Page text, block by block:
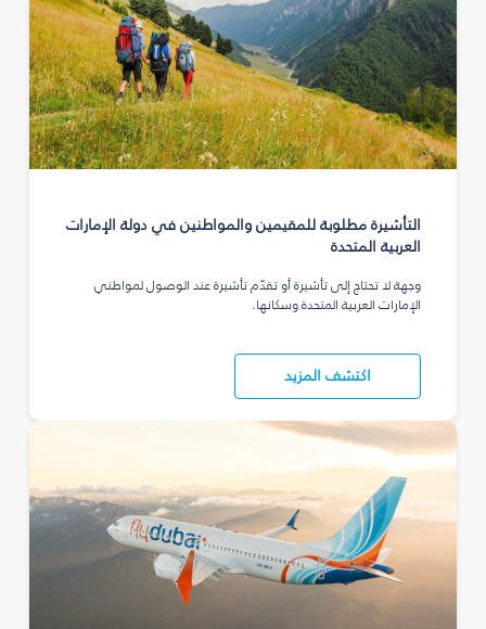
التأشيرة مطلوبة للمقيمين والمواطنين في دولة الإمارات
العربية المتحدة
وجهة لا تحتاج إلى تأشيرة أو تقدّم تأشيرة عند الوصول لمواطني
الإمارات العربية المتحدة وسكانها.
اكتشف المزيد